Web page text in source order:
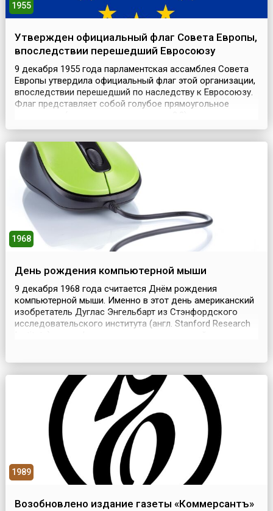
1955
Утвержден официальный флаг Совета Европы,
впоследствии перешедший Евросоюзу
9 декабря 1955 года парламентская ассамблея Совета
Европы утвердила официальный флаг этой организации,
впоследствии перешедший по наследству к Евросоюзу.
Флаг представляет собой голубое прямоугольное
которого изображены 12 пятиконечных золотых звезд,
циферблате часов. В конкурсе на лучший проект зн...
1968
День рождения компьютерной мыши
9 декабря 1968 года считается Днём рождения
компьютерной мыши. Именно в этот день американский
изобретатель Дуглас Энгельбарт из Стэнфордского
исследовательского института (англ. Stanford Research
1989
Возобновлено издание газеты «Коммерсантъ»